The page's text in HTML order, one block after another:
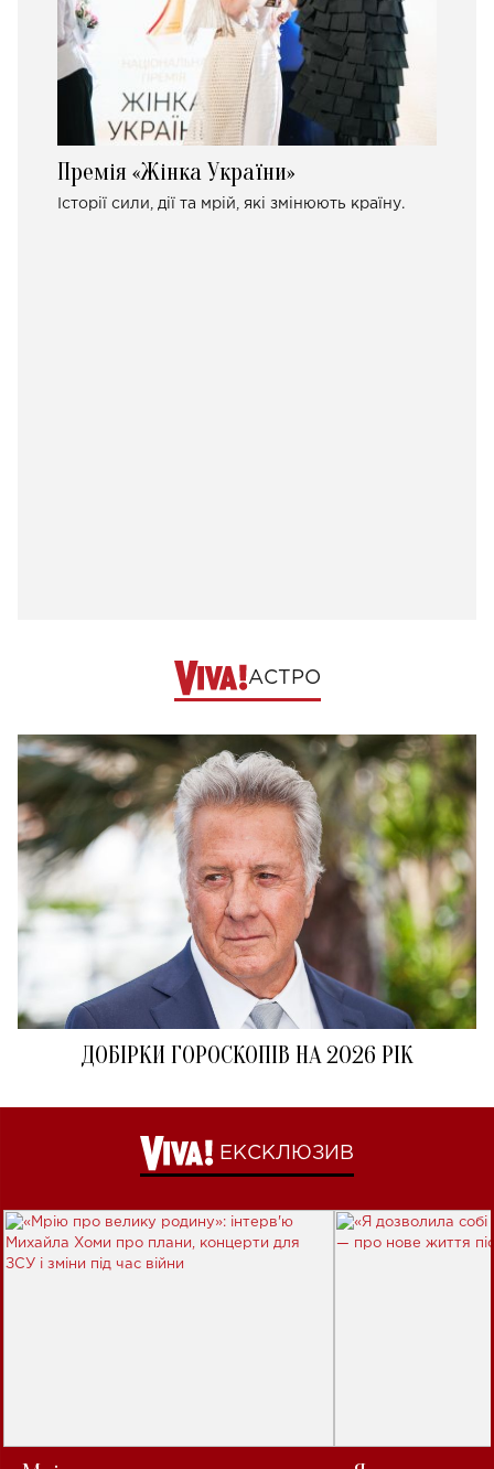
Премія «Жінка України»
Історії сили, дії та мрій, які змінюють країну.
АСТРО
ДОБІРКИ ГОРОСКОПІВ НА 2026 РІК
ЕКСКЛЮЗИВ